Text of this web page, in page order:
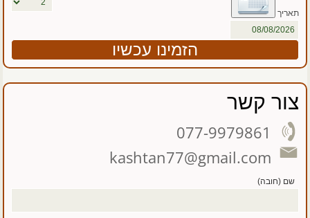
תאריך
צור קשר
077-9979861
kashtan77@gmail.com
שם (חובה)